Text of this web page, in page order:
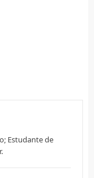
Estudante de